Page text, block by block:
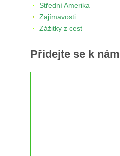
Střední Amerika
Zajímavosti
Zážitky z cest
Přidejte se k nám